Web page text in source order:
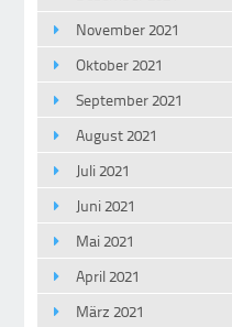
November 2021
Oktober 2021
September 2021
August 2021
Juli 2021
Juni 2021
Mai 2021
April 2021
März 2021